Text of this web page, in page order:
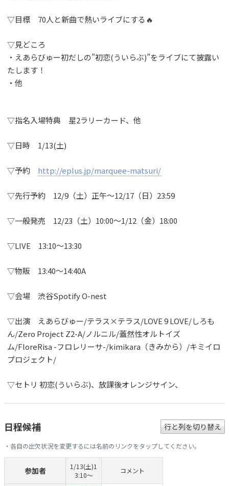
▽目標 70人と新曲で熱いライブにする🔥
▽見どころ
・えあらびゅー初だしの”初恋(ういらぶ)”をライブにて披露い
たします！
・他
▽指名入場特典 星2ラリーカード、他
▽日時 1/13(土)
▽予約 http://eplus.jp/marquee-matsuri/
▽先行予約 12/9（土）正午～12/17（日）23:59
▽一般発売 12/23（土）10:00～1/12（金）18:00
▽LIVE 13:10〜13:30
▽物販 13:40〜14:40A
▽会場 渋谷Spotify O-nest
▽出演 えあらびゅー/テラス×テラス/LOVE 9 LOVE/しろも
ん/Zero Project Z2-A/ノルニル/蓋然性オルトイズ
ム/FloreRisa -フロレリーサ-/kimikara（きみから）/キミイロ
プロジェクト/
▽セトリ 初恋(ういらぶ)、放課後オレンジサイン、
日程候補 行と列を切り替え
・各自の出欠状況を変更するには名前のリンクをタップしてください。
参加者
1/13(土)1
3:10〜
コメント